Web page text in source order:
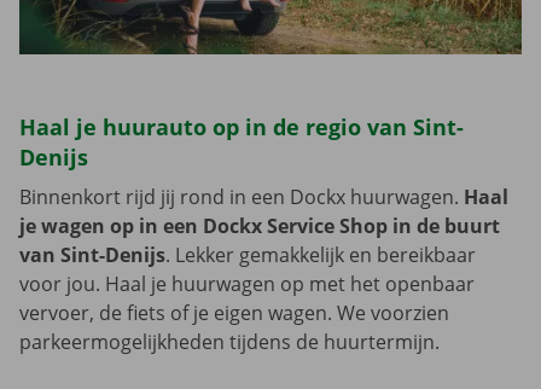
Haal je huurauto op in de regio van Sint-
Denijs
Binnenkort rijd jij rond in een Dockx huurwagen. Haal
je wagen op in een Dockx Service Shop in de buurt
van Sint-Denijs. Lekker gemakkelijk en bereikbaar
voor jou. Haal je huurwagen op met het openbaar
vervoer, de fiets of je eigen wagen. We voorzien
parkeermogelijkheden tijdens de huurtermijn.